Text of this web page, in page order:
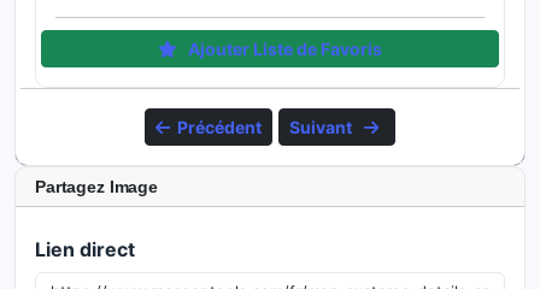
Ajouter Liste de Favoris
Précédent Suivant
Partagez Image
Lien direct